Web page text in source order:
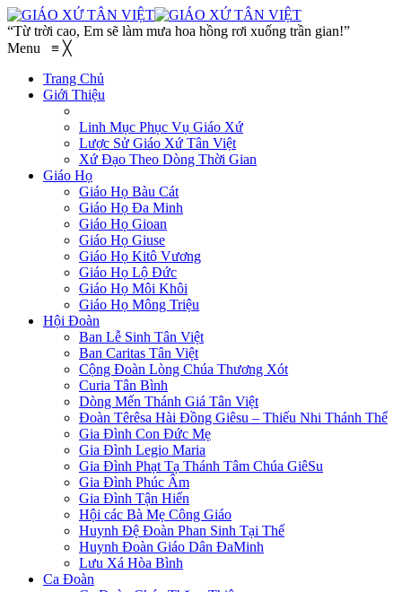
“Từ trời cao, Em sẽ làm mưa hoa hồng rơi xuống trần gian!”
Menu ≡ ╳
Trang Chủ
Giới Thiệu
Linh Mục Phục Vụ Giáo Xứ
Lược Sử Giáo Xứ Tân Việt
Xứ Đạo Theo Dòng Thời Gian
Giáo Họ
Giáo Họ Bàu Cát
Giáo Họ Đa Minh
Giáo Họ Gioan
Giáo Họ Giuse
Giáo Họ Kitô Vương
Giáo Họ Lộ Đức
Giáo Họ Môi Khôi
Giáo Họ Mông Triệu
Hội Đoàn
Ban Lễ Sinh Tân Việt
Ban Caritas Tân Việt
Cộng Đoàn Lòng Chúa Thương Xót
Curia Tân Bình
Dòng Mến Thánh Giá Tân Việt
Đoàn Têrêsa Hài Đồng Giêsu – Thiếu Nhi Thánh Thể
Gia Đình Con Đức Mẹ
Gia Đình Legio Maria
Gia Đình Phạt Tạ Thánh Tâm Chúa GiêSu
Gia Đình Phúc Âm
Gia Đình Tận Hiến
Hội các Bà Mẹ Công Giáo
Huynh Đệ Đoàn Phan Sinh Tại Thế
Huynh Đoàn Giáo Dân ĐaMinh
Lưu Xá Hòa Bình
Ca Đoàn